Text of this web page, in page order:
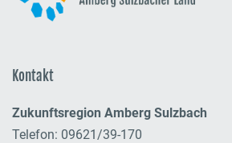
Kontakt
Zukunftsregion Amberg Sulzbach
Telefon: 09621/39-170